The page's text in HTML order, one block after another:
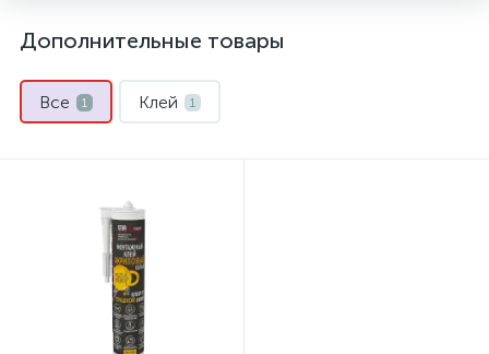
Дополнительные товары
Все 1 Клей 1